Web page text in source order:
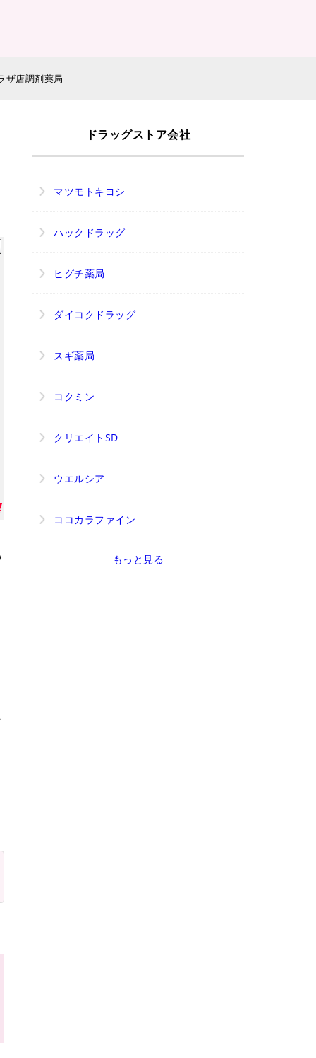
ザ店調剤薬局
ドラッグストア会社
マツモトキヨシ
ハックドラッグ
ヒグチ薬局
ダイコクドラッグ
スギ薬局
コクミン
クリエイトSD
ウエルシア
ココカラファイン
もっと見る